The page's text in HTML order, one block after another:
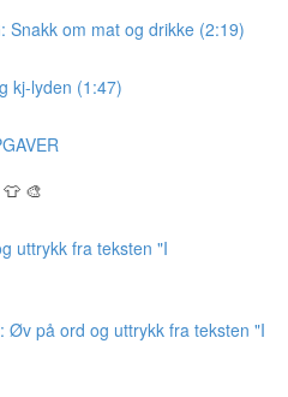
Snakk om mat og drikke (2:19)
kj-lyden (1:47)
🎨
uttrykk fra teksten "I
Øv på ord og uttrykk fra teksten "I